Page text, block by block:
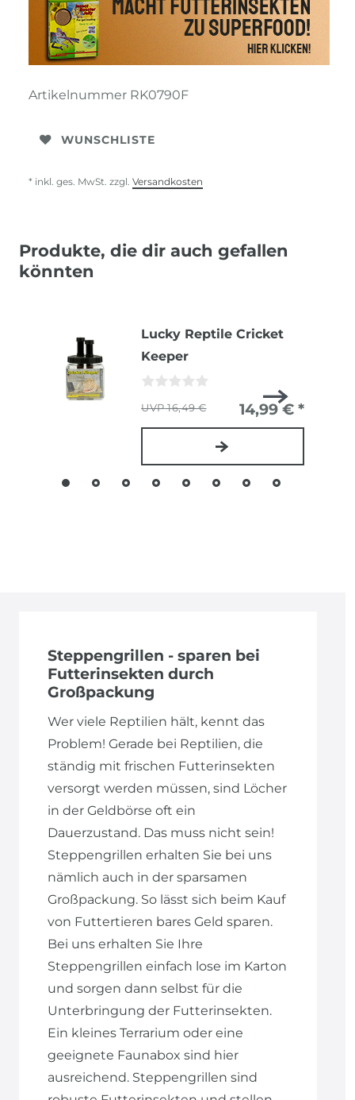
Artikelnummer RK0790F
WUNSCHLISTE
* inkl. ges. MwSt. zzgl. Versandkosten
Produkte, die dir auch gefallen
könnten
Lucky Reptile Cricket
Keeper
16,49 € 14,99 € *
Steppengrillen - sparen bei
Futterinsekten durch
Großpackung
Wer viele Reptilien hält, kennt das
Problem! Gerade bei Reptilien, die
ständig mit frischen Futterinsekten
versorgt werden müssen, sind Löcher
in der Geldbörse oft ein
Dauerzustand. Das muss nicht sein!
Steppengrillen erhalten Sie bei uns
nämlich auch in der sparsamen
Großpackung. So lässt sich beim Kauf
von Futtertieren bares Geld sparen.
Bei uns erhalten Sie Ihre
Steppengrillen einfach lose im Karton
und sorgen dann selbst für die
Unterbringung der Futterinsekten.
Ein kleines Terrarium oder eine
geeignete Faunabox sind hier
ausreichend. Steppengrillen sind